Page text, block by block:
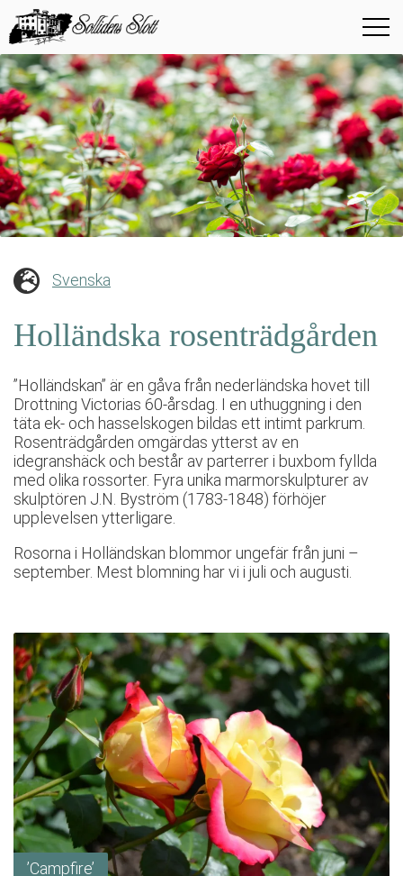
Svenska
Holländska rosenträdgården
”Holländskan” är en gåva från nederländska hovet till
Drottning Victorias 60-årsdag. I en uthuggning i den
täta ek- och hasselskogen bildas ett intimt parkrum.
Rosenträdgården omgärdas ytterst av en
idegranshäck och består av parterrer i buxbom fyllda
med olika rossorter. Fyra unika marmorskulpturer av
skulptören J.N. Byström (1783-1848) förhöjer
upplevelsen ytterligare.
Rosorna i Holländskan blommor ungefär från juni –
september. Mest blomning har vi i juli och augusti.
’Campfire’